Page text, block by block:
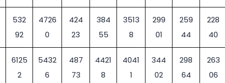
532
92
4726
0
424
23
384
55
3513
8
299
01
259
44
228
40
6125
2
5432
6
487
73
4421
8
4041
1
344
02
298
64
263
06